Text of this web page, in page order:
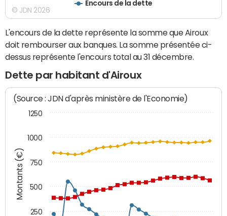
Encours de la dette
© JDN 2026
L'encours de la dette représente la somme que Airoux
doit rembourser aux banques. La somme présentée ci-
dessus représente l'encours total au 31 décembre.
Dette par habitant d'Airoux
Montants (€)
(Source : JDN d'après ministère de l'Economie)
250
500
750
1000
1250